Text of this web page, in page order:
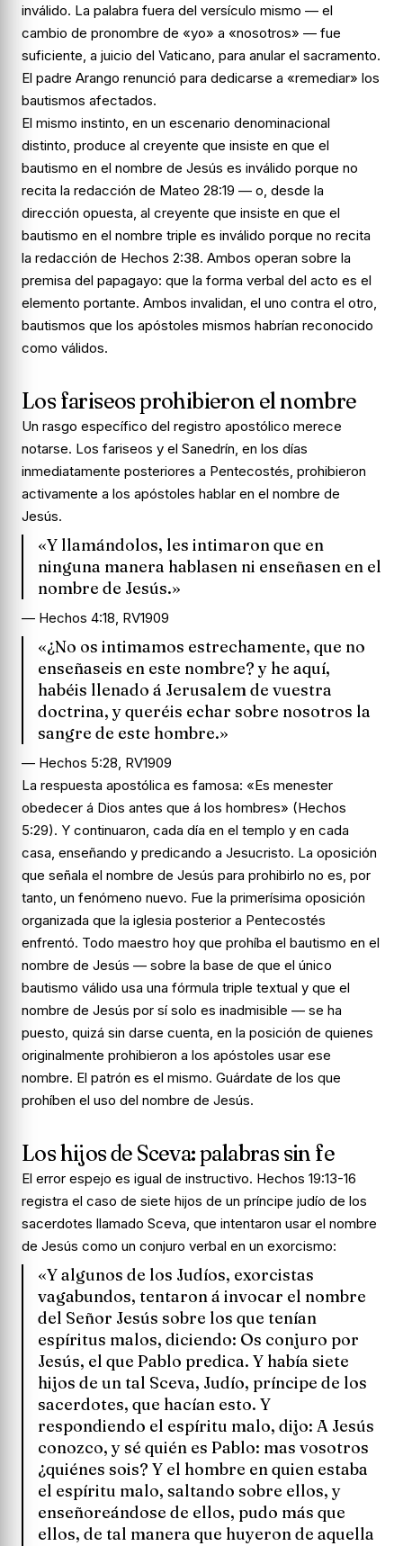
inválido. La palabra fuera del versículo mismo — el
cambio de pronombre de «yo» a «nosotros» — fue
suficiente, a juicio del Vaticano, para anular el sacramento.
El padre Arango renunció para dedicarse a «remediar» los
bautismos afectados.
El mismo instinto, en un escenario denominacional
distinto, produce al creyente que insiste en que el
bautismo en el nombre de Jesús es inválido porque no
recita la redacción de Mateo 28:19 — o, desde la
dirección opuesta, al creyente que insiste en que el
bautismo en el nombre triple es inválido porque no recita
la redacción de Hechos 2:38. Ambos operan sobre la
premisa del papagayo: que la forma verbal del acto es el
elemento portante. Ambos invalidan, el uno contra el otro,
bautismos que los apóstoles mismos habrían reconocido
como válidos.
Los fariseos prohibieron el nombre
Un rasgo específico del registro apostólico merece
notarse. Los fariseos y el Sanedrín, en los días
inmediatamente posteriores a Pentecostés, prohibieron
activamente a los apóstoles hablar en el nombre de
Jesús.
«Y llamándolos, les intimaron que en
ninguna manera hablasen ni enseñasen en el
nombre de Jesús.»
— Hechos 4:18, RV1909
«¿No os intimamos estrechamente, que no
enseñaseis en este nombre? y he aquí,
habéis llenado á Jerusalem de vuestra
doctrina, y queréis echar sobre nosotros la
sangre de este hombre.»
— Hechos 5:28, RV1909
La respuesta apostólica es famosa: «Es menester
obedecer á Dios antes que á los hombres» (Hechos
5:29). Y continuaron, cada día en el templo y en cada
casa, enseñando y predicando a Jesucristo. La oposición
que señala el nombre de Jesús para prohibirlo no es, por
tanto, un fenómeno nuevo. Fue la primerísima oposición
organizada que la iglesia posterior a Pentecostés
enfrentó. Todo maestro hoy que prohíba el bautismo en el
nombre de Jesús — sobre la base de que el único
bautismo válido usa una fórmula triple textual y que el
nombre de Jesús por sí solo es inadmisible — se ha
puesto, quizá sin darse cuenta, en la posición de quienes
originalmente prohibieron a los apóstoles usar ese
nombre. El patrón es el mismo. Guárdate de los que
prohíben el uso del nombre de Jesús.
Los hijos de Sceva: palabras sin fe
El error espejo es igual de instructivo. Hechos 19:13-16
registra el caso de siete hijos de un príncipe judío de los
sacerdotes llamado Sceva, que intentaron usar el nombre
de Jesús como un conjuro verbal en un exorcismo:
«Y algunos de los Judíos, exorcistas
vagabundos, tentaron á invocar el nombre
del Señor Jesús sobre los que tenían
espíritus malos, diciendo: Os conjuro por
Jesús, el que Pablo predica. Y había siete
hijos de un tal Sceva, Judío, príncipe de los
sacerdotes, que hacían esto. Y
respondiendo el espíritu malo, dijo: A Jesús
conozco, y sé quién es Pablo: mas vosotros
¿quiénes sois? Y el hombre en quien estaba
el espíritu malo, saltando sobre ellos, y
enseñoreándose de ellos, pudo más que
ellos, de tal manera que huyeron de aquella